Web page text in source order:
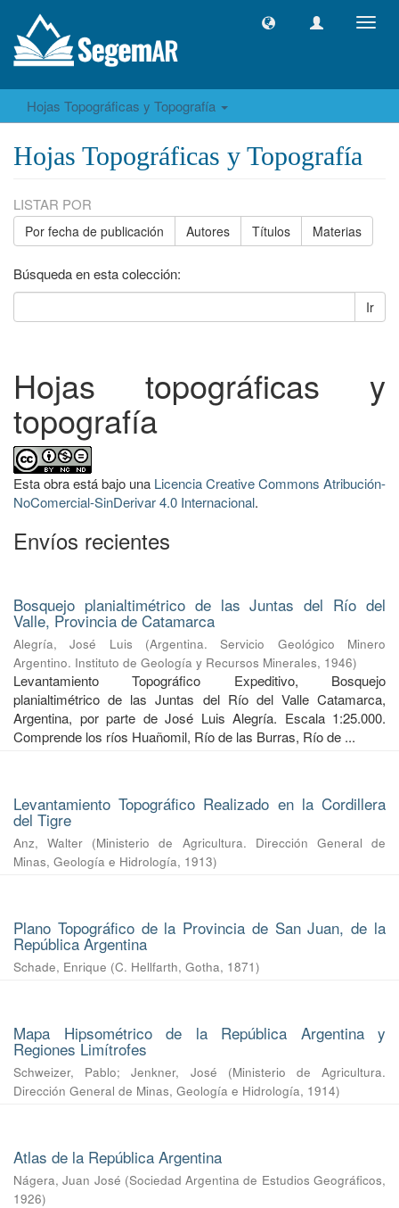
Hojas Topográficas y Topografía
Hojas Topográficas y Topografía
LISTAR POR
Por fecha de publicación Autores Títulos Materias
Búsqueda en esta colección:
Ir
Hojas topográficas y
topografía
Esta obra está bajo una Licencia Creative Commons Atribución-
NoComercial-SinDerivar 4.0 Internacional.
Envíos recientes
Bosquejo planialtimétrico de las Juntas del Río del
Valle, Provincia de Catamarca
Alegría, José Luis (Argentina. Servicio Geológico Minero
Argentino. Instituto de Geología y Recursos Minerales, 1946)
Levantamiento Topográfico Expeditivo, Bosquejo
planialtimétrico de las Juntas del Río del Valle Catamarca,
Argentina, por parte de José Luis Alegría. Escala 1:25.000.
Comprende los ríos Huañomil, Río de las Burras, Río de ...
Levantamiento Topográfico Realizado en la Cordillera
del Tigre
Anz, Walter (Ministerio de Agricultura. Dirección General de
Minas, Geología e Hidrología, 1913)
Plano Topográfico de la Provincia de San Juan, de la
República Argentina
Schade, Enrique (C. Hellfarth, Gotha, 1871)
Mapa Hipsométrico de la República Argentina y
Regiones Limítrofes
Schweizer, Pablo;Jenkner, José (Ministerio de Agricultura.
Dirección General de Minas, Geología e Hidrología, 1914)
Atlas de la República Argentina
Nágera, Juan José (Sociedad Argentina de Estudios Geográficos,
1926)